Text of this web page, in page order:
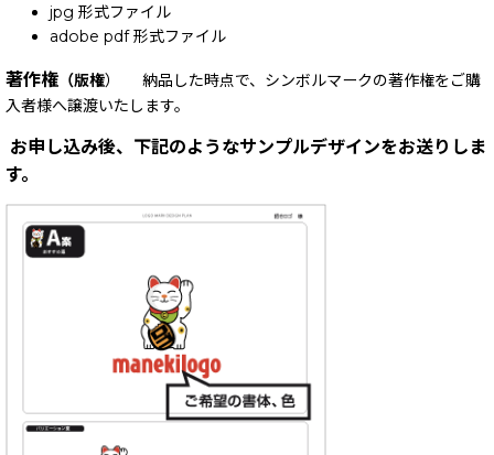
jpg 形式ファイル
adobe pdf 形式ファイル
著作権 （版権） 納品した時点で、シンボルマークの著作権をご購
入者様へ譲渡いたします。
お申し込み後、下記のようなサンプルデザインをお送りしま
す。